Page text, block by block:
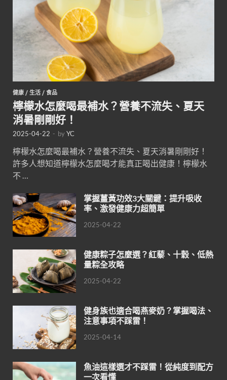
健康 / 生活 / 食品
檸檬水怎麼喝最補水？營養不流失、夏天
消暑剛剛好！
2025-04-22 - byYC
檸檬水怎麼喝最補水？營養不流失、夏天消暑剛剛好！
許多人想知道檸檬水怎麼喝才能真正喝出健康！檸檬水
不 …
掌握薑黃功效3大關鍵：提升吸收
率、激發健康力超簡單
2025-04-22
健康粽子怎麼選？紅藜、十穀、低熱
量粽全攻略
2025-04-22
健身族也適合喝燕麥奶？掌握喝法、
注意事項不踩雷！
2025-04-14
魚油這樣選才不踩雷！從純度到配方
一次看懂